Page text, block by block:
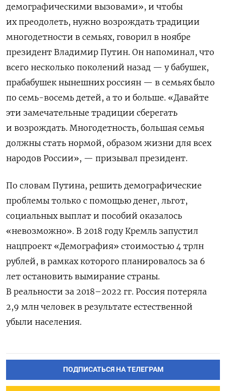
демографическими вызовами», и чтобы
их преодолеть, нужно возрождать традиции
многодетности в семьях, говорил в ноябре
президент Владимир Путин. Он напоминал, что
всего несколько поколений назад — у бабушек,
прабабушек нынешних россиян — в семьях было
по семь-восемь детей, а то и больше. «Давайте
эти замечательные традиции сберегать
и возрождать. Многодетность, большая семья
должны стать нормой, образом жизни для всех
народов России», — призывал президент.
По словам Путина, решить демографические
проблемы только с помощью денег, льгот,
социальных выплат и пособий оказалось
«невозможно». В 2018 году Кремль запустил
нацпроект «Демография» стоимостью 4 трлн
рублей, в рамках которого планировалось за 6
лет остановить вымирание страны.
В реальности за 2018–2022 гг. Россия потеряла
2,9 млн человек в результате естественной
убыли населения.
ПОДПИСАТЬСЯ НА ТЕЛЕГРАМ